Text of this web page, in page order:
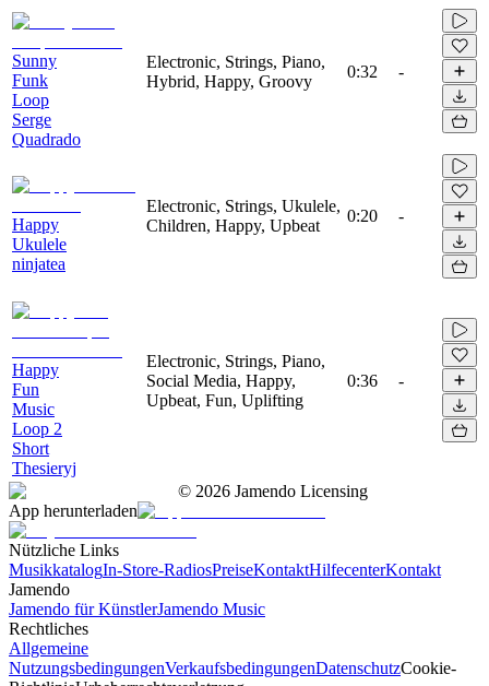
Sunny
Funk
Loop
Serge
Quadrado
Electronic, Strings, Piano,
Hybrid, Happy, Groovy
0:32 -
Happy
Ukulele
ninjatea
Electronic, Strings, Ukulele,
Children, Happy, Upbeat
0:20 -
Happy
Fun
Music
Loop 2
Short
Thesieryj
Electronic, Strings, Piano,
Social Media, Happy,
Upbeat, Fun, Uplifting
0:36 -
© 2026 Jamendo Licensing
App herunterladen
Nützliche Links
MusikkatalogIn-Store-RadiosPreiseKontaktHilfecenterKontakt
Jamendo
Jamendo für KünstlerJamendo Music
Rechtliches
Allgemeine
NutzungsbedingungenVerkaufsbedingungenDatenschutzCookie-